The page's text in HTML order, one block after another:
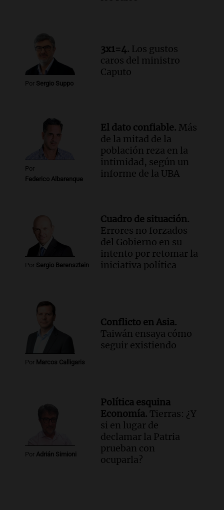
Audio.
Chile planteó mejorar la
conectividad fronteriza, aérea y digital
con Jujuy
Panorama Federal
Episodios
Por Sergio Suppo
3x1=4. Los gustos
caros del ministro
Caputo
Por
Federico Albarenque
El dato confiable. Más
de la mitad de la
población reza en la
intimidad, según un
informe de la UBA
Por Sergio Berensztein
Cuadro de situación.
Errores no forzados
del Gobierno en su
intento por retomar la
iniciativa política
Por Marcos Calligaris
Conflicto en Asia.
Taiwán ensaya cómo
seguir existiendo
Por Adrián Simioni
Política esquina
Economía. Tierras: ¿Y
si en lugar de
declamar la Patria
prueban con
ocuparla?